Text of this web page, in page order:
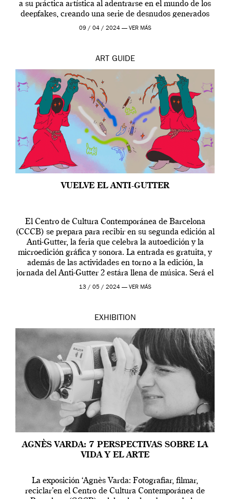
a su práctica artística al adentrarse en el mundo de los
deepfakes, creando una serie de desnudos generados
por […]
09 / 04 / 2024 — VER MÁS
ART GUIDE
VUELVE EL ANTI-GUTTER
El Centro de Cultura Contemporánea de Barcelona
(CCCB) se prepara para recibir en su segunda edición al
Anti-Gutter, la feria que celebra la autoedición y la
microedición gráfica y sonora. La entrada es gratuita, y
además de las actividades en torno a la edición, la
jornada del Anti-Gutter 2 estára llena de música. Será el
[…]
13 / 05 / 2024 — VER MÁS
EXHIBITION
AGNÈS VARDA: 7 PERSPECTIVAS SOBRE LA
VIDA Y EL ARTE
La exposición ‘Agnès Varda: Fotografiar, filmar,
reciclar’en el Centro de Cultura Contemporánea de